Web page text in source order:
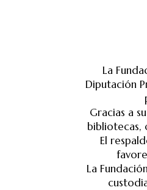
La
Diputación
Gracias a
bibliotecas,
El
La